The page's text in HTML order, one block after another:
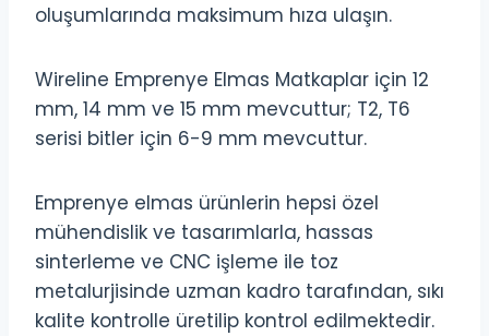
oluşumlarında maksimum hıza ulaşın.
Wireline Emprenye Elmas Matkaplar için 12
mm, 14 mm ve 15 mm mevcuttur; T2, T6
serisi bitler için 6-9 mm mevcuttur.
Emprenye elmas ürünlerin hepsi özel
mühendislik ve tasarımlarla, hassas
sinterleme ve CNC işleme ile toz
metalurjisinde uzman kadro tarafından, sıkı
kalite kontrolle üretilip kontrol edilmektedir.